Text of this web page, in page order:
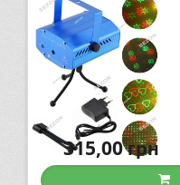
315,00грн